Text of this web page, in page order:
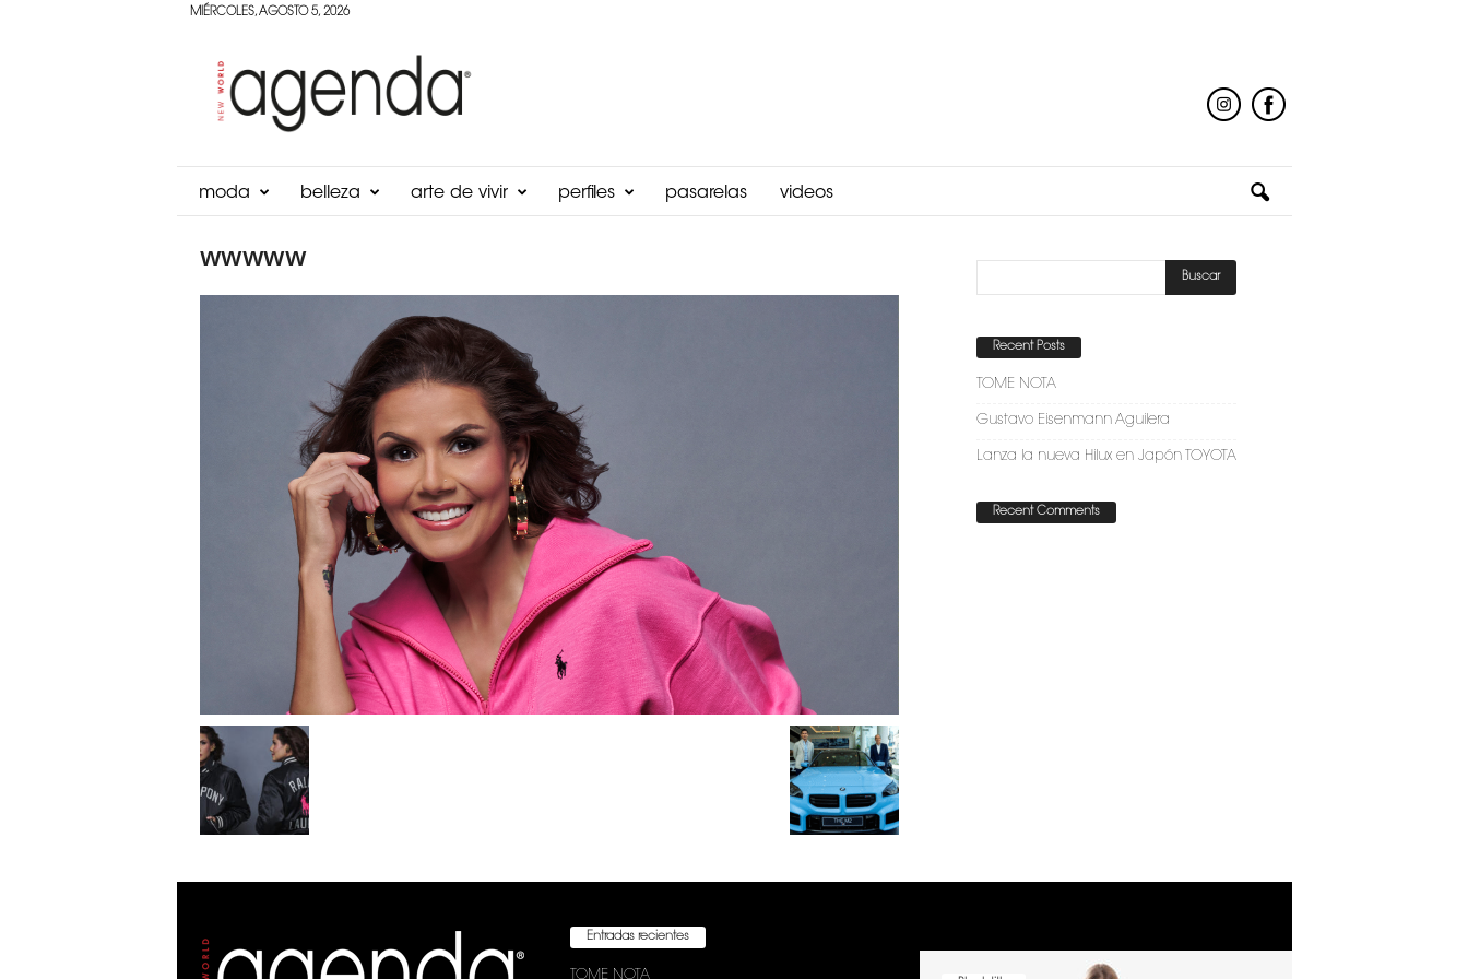
MIÉRCOLES, AGOSTO 5, 2026
Panama
moda belleza arte de vivir perfiles pasarelas videos
wwwww
Recent Posts
TOME NOTA
Gustavo Eisenmann Aguilera
Lanza la nueva Hilux en Japón TOYOTA
Recent Comments
Entradas recientes
TOME NOTA